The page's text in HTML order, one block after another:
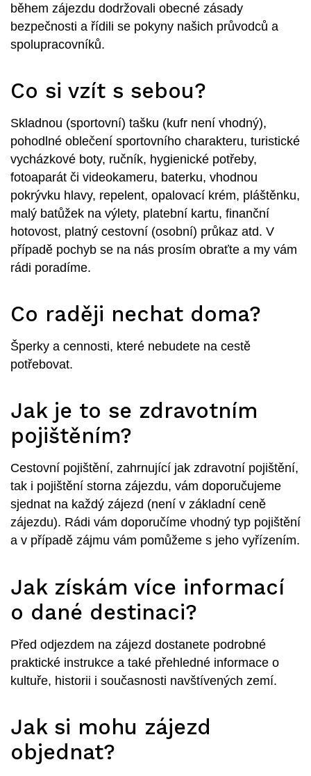
během zájezdu dodržovali obecné zásady
bezpečnosti a řídili se pokyny našich průvodců a
spolupracovníků.
Co si vzít s sebou?
Skladnou (sportovní) tašku (kufr není vhodný),
pohodlné oblečení sportovního charakteru, turistické
vycházkové boty, ručník, hygienické potřeby,
fotoaparát či videokameru, baterku, vhodnou
pokrývku hlavy, repelent, opalovací krém, pláštěnku,
malý batůžek na výlety, platební kartu, finanční
hotovost, platný cestovní (osobní) průkaz atd. V
případě pochyb se na nás prosím obraťte a my vám
rádi poradíme.
Co raději nechat doma?
Šperky a cennosti, které nebudete na cestě
potřebovat.
Jak je to se zdravotním
pojištěním?
Cestovní pojištění, zahrnující jak zdravotní pojištění,
tak i pojištění storna zájezdu, vám doporučujeme
sjednat na každý zájezd (není v základní ceně
zájezdu). Rádi vám doporučíme vhodný typ pojištění
a v případě zájmu vám pomůžeme s jeho vyřízením.
Jak získám více informací
o dané destinaci?
Před odjezdem na zájezd dostanete podrobné
praktické instrukce a také přehledné informace o
kultuře, historii i současnosti navštívených zemí.
Jak si mohu zájezd
objednat?